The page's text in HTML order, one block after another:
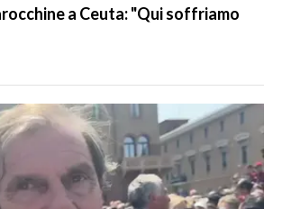
a Ceuta: "Qui soffriamo